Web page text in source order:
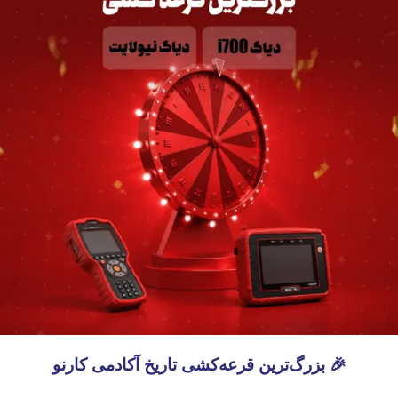
🎉 بزرگ‌ترین قرعه‌کشی تاریخ آکادمی کارنو